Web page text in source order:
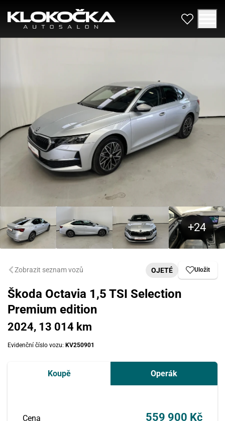
Zobrazit seznam vozů OJETÉ Uložit
Škoda Octavia 1,5 TSI Selection
Premium edition
2024, 13 014 km
Evidenční číslo vozu: KV250901
Koupě Operák
Cena 559 900 Kč